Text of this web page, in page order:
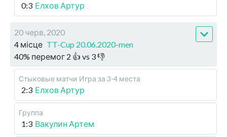
0:3 Елхов Артур
20 черв, 2020
4 місце TT-Cup 20.06.2020-men
40% перемог 2 👍 vs 3👎
Стыковые матчи Игра за 3-4 места
2:3 Елхов Артур
Группа
1:3 Вакулин Артем